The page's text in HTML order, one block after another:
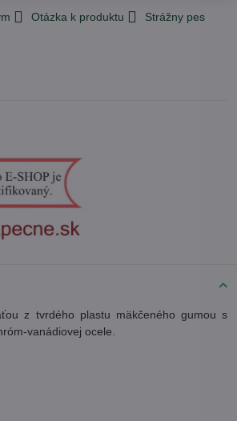
Otázka k produktu
Strážny pes
z tvrdého plastu mäkčeného gumou s
vanádiovej ocele.